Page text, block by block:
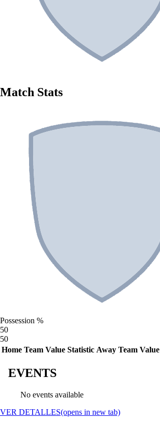
Match Stats
Possession %
50
50
Home Team Value Statistic Away Team Value
EVENTS
No events available
VER DETALLES(opens in new tab)